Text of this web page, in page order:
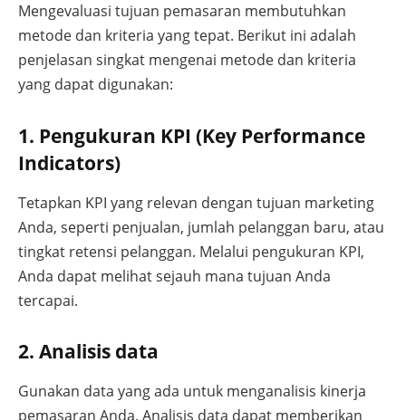
Mengevaluasi tujuan pemasaran membutuhkan
metode dan kriteria yang tepat. Berikut ini adalah
penjelasan singkat mengenai metode dan kriteria
yang dapat digunakan:
1. Pengukuran KPI (Key Performance
Indicators)
Tetapkan KPI yang relevan dengan tujuan marketing
Anda, seperti penjualan, jumlah pelanggan baru, atau
tingkat retensi pelanggan. Melalui pengukuran KPI,
Anda dapat melihat sejauh mana tujuan Anda
tercapai.
2. Analisis data
Gunakan data yang ada untuk menganalisis kinerja
pemasaran Anda. Analisis data dapat memberikan